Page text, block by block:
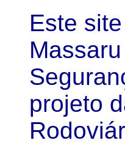
Este
projeto